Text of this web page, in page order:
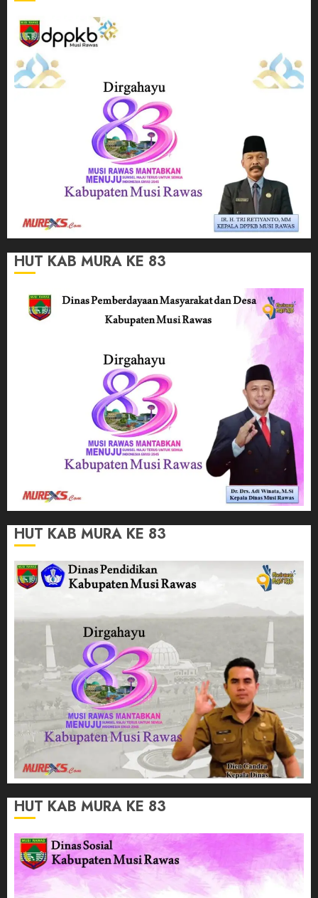
HUT KAB MURA KE 83
HUT KAB MURA KE 83
HUT KAB MURA KE 83